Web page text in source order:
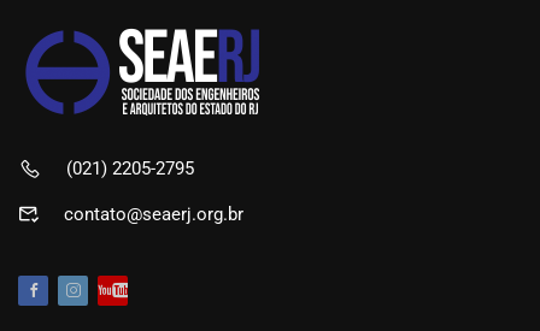
(021) 2205-2795
contato@seaerj.org.br